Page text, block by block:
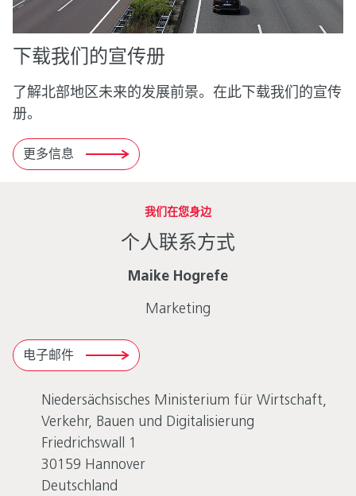
下载我们的宣传册
了解北部地区未来的发展前景。在此下载我们的宣传
册。
更多信息
个人联系方式
我们在您身边
Maike Hogrefe
Marketing
电子邮件
Niedersächsisches Ministerium für Wirtschaft,
Verkehr, Bauen und Digitalisierung
Friedrichswall 1
30159 Hannover
Deutschland